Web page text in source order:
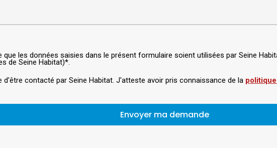
les données saisies dans le présent formulaire soient utilisées par Seine
de Seine Habitat)*.
contacté par Seine Habitat. J'atteste avoir pris connaissance de la